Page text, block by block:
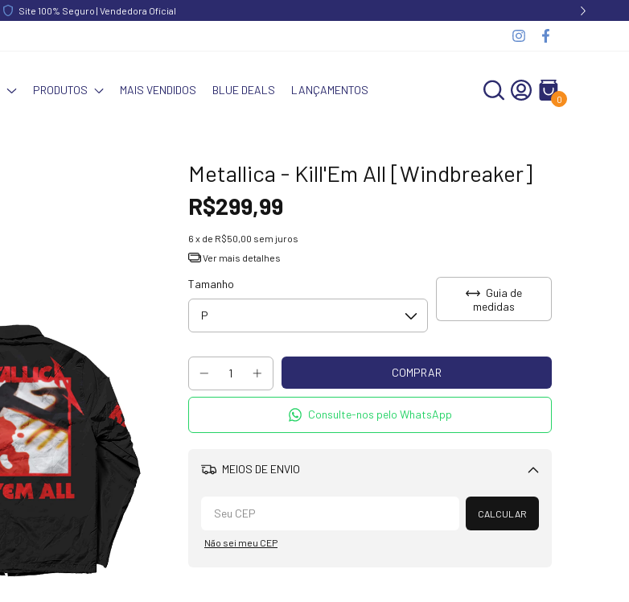
Site 100% Seguro | Vendedora Oficial
PRODUTOS MAIS VENDIDOS BLUE DEALS LANÇAMENTOS
0
Metallica - Kill'Em All [Windbreaker]
R$299,99
6 x de R$50,00 sem juros
Ver mais detalhes
Tamanho
Guia de
medidas
Consulte-nos pelo WhatsApp
MEIOS DE ENVIO
Alterar CEP
CALCULAR
Não sei meu CEP